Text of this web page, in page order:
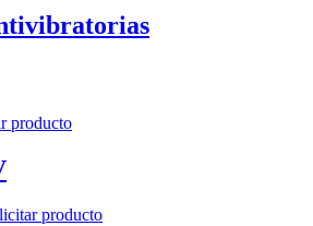
producto
producto